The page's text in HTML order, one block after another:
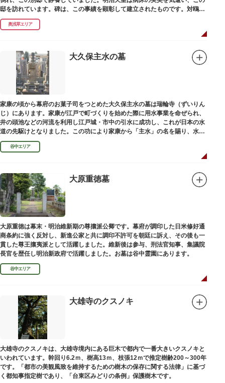
邸を訪れています。碑は、この事績を顕彰して建立されたものです。対鴎荘
は、多摩市連光寺に移築されました。
奥浅草エリア
大久保主水の墓
家康の頃から幕府のお菓子司をつとめた大久保主水の墓は瑞輪寺（ずいりん
じ）にあります。家康が江戸で町づくりを始めた際に用水事業を命ぜられ、
井の頭池などの河流を利用し江戸城・市中の引水に成功し、これが日本の水
道の先駆けとなりました。この功により家康から「主水」の名を賜り、水は
濁らざるを尊しとして「もんと」と読むようになったといわれます。
谷中エリア
大原重徳墓
大原重徳は幕末・明治維新期の尊攘派公卿です。幕府が調印した日米修好通
商条約に強く反対し、新進公家と共に調印不許可を朝廷に訴え、その後も一
貫した尊王攘夷派として活躍しました。維新後は参与、刑法官知事、集議院
長官を歴任し明治新政府で活躍しました。お墓は谷中霊園にあります。
谷中エリア
大雄寺のクスノキ
大雄寺のクスノキは、大雄寺境内にある巨木で都内で一番大きいクスノキと
いわれています。幹回り6.2ｍ、樹高13ｍ、枝張12ｍで推定樹齢200～300年
です。「都市の美観風致を維持するための樹木の保存に関する法律」に基づ
く都知事指定樹であり、「台東区みどりの条例」保護樹木です。